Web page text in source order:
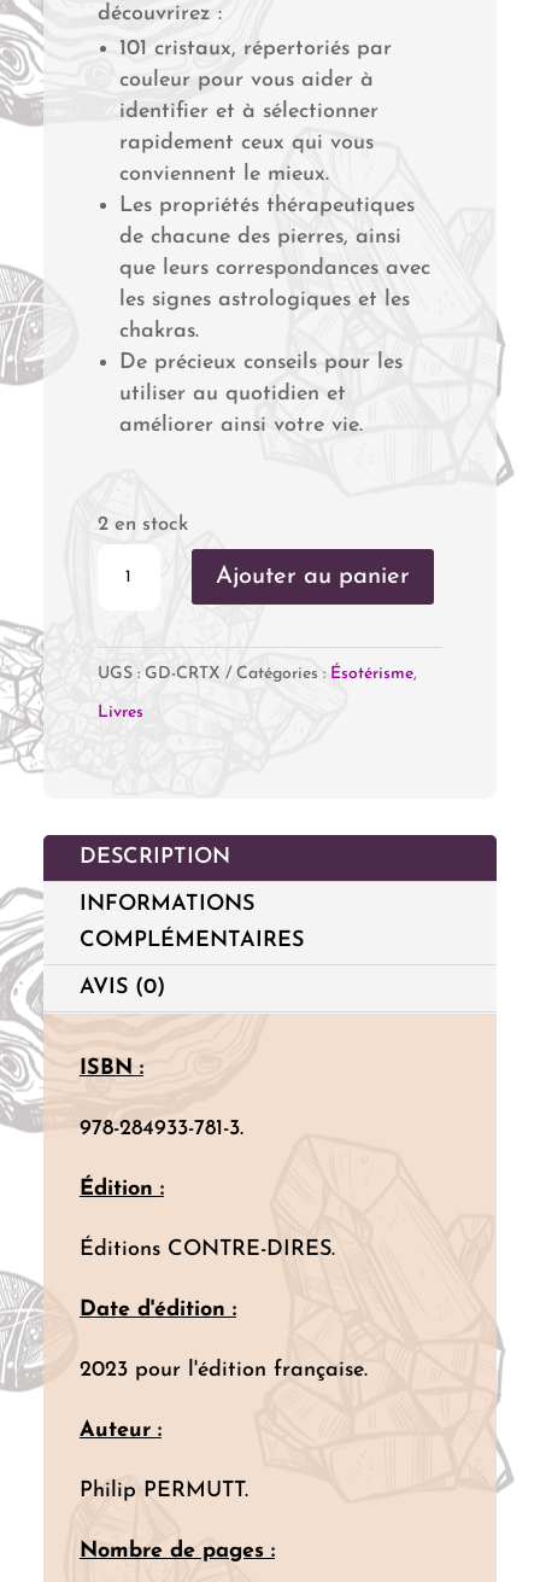
découvrirez :
101 cristaux, répertoriés par
couleur pour vous aider à
identifier et à sélectionner
rapidement ceux qui vous
conviennent le mieux.
Les propriétés thérapeutiques
de chacune des pierres, ainsi
que leurs correspondances avec
les signes astrologiques et les
chakras.
De précieux conseils pour les
utiliser au quotidien et
améliorer ainsi votre vie.
2 en stock
Guide
pratique
Ajouter au panier
UGS : GD-CRTX Catégories : Ésotérisme,
Livres
DESCRIPTION
INFORMATIONS
COMPLÉMENTAIRES
AVIS (0)
ISBN :
978-284933-781-3.
Édition :
Éditions CONTRE-DIRES.
Date d'édition :
2023 pour l'édition française.
Auteur :
Philip PERMUTT.
Nombre de pages :